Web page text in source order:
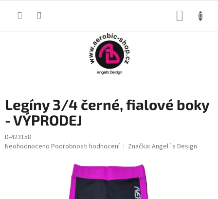
Legíny 3/4 černé, fialové boky
- VÝPRODEJ
D-423158
Průměrné
Neohodnoceno Podrobnosti hodnocení Značka: Angel´s Design